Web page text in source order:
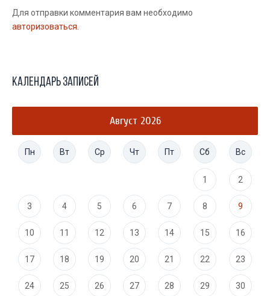
Для отправки комментария вам необходимо
авторизоваться
Календарь записей
Август 2026
Пн Вт Ср Чт Пт Сб Вс
1 2
3 4 5 6 7 8 9
10 11 12 13 14 15 16
17 18 19 20 21 22 23
24 25 26 27 28 29 30